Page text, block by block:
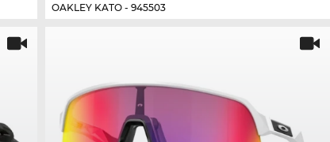
OAKLEY KATO - 945503